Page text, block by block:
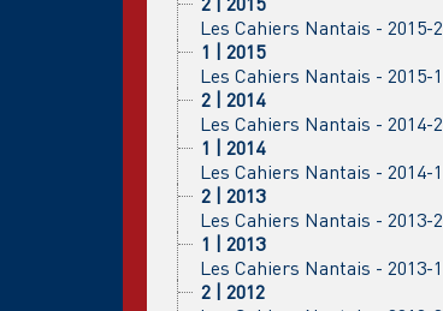
Les Cahiers Nantais - 2015-2
1 | 2015
Les Cahiers Nantais - 2015-1
2 | 2014
Les Cahiers Nantais - 2014-2
1 | 2014
Les Cahiers Nantais - 2014-1
2 | 2013
Les Cahiers Nantais - 2013-2
1 | 2013
Les Cahiers Nantais - 2013-1
2 | 2012